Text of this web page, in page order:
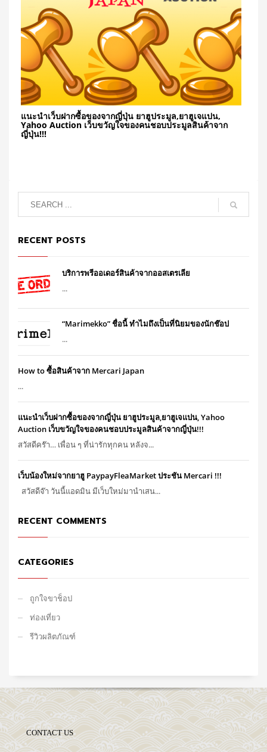
แนะนำเว็บฝากซื้อของจากญี่ปุ่น ยาฮูประมูล,ยาฮูเจแปน,
Yahoo Auction เว็บขวัญใจของคนชอบประมูลสินค้าจาก
ญี่ปุ่น!!!
RECENT POSTS
บริการพรีออเดอร์สินค้าจากออสเตรเลีย
...
“Marimekko” ชื่อนี้ ทำไมถึงเป็นที่นิยมของนักช๊อป
...
How to ซื้อสินค้าจาก Mercari Japan
...
แนะนำเว็บฝากซื้อของจากญี่ปุ่น ยาฮูประมูล,ยาฮูเจแปน, Yahoo
Auction เว็บขวัญใจของคนชอบประมูลสินค้าจากญี่ปุ่น!!!
สวัสดีคร๊า… เพื่อน ๆ ที่น่ารักทุกคน หลังจ...
เว็บน้องใหม่จากยาฮู PaypayFleaMarket ประชัน Mercari !!!
สวัสดีจ๊า วันนี้แอดมิน มีเว็บใหม่มานำเสน...
RECENT COMMENTS
CATEGORIES
ถูกใจขาช็อป
ท่องเที่ยว
รีวิวผลิตภัณฑ์
CONTACT US